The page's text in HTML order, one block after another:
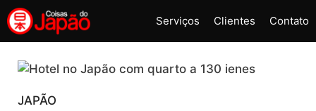
Pular
para
o
conteúdo
Serviços Clientes Contato
JAPÃO